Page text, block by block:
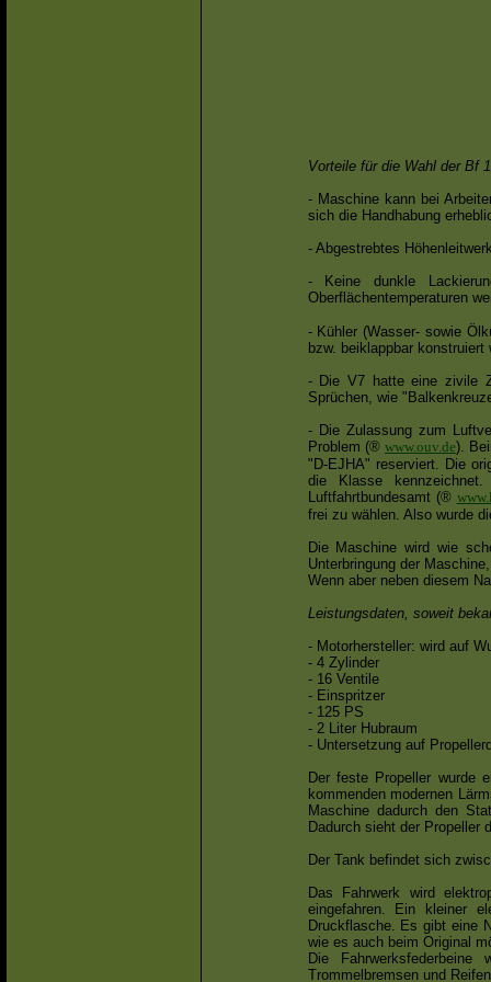
Vorteile für die Wahl der Bf
- Maschine kann bei
sich die Handhabung
- Abgestrebtes
- Keine dunkle
Oberflächentemperaturen
- Kühler (Wasser- sowie
bzw. beiklappbar
- Die V7 hatte eine zivile
Sprüchen, wie
- Die Zulassung zum
Problem (®www.ouv.de).
"D-EJHA" reserviert. Die
die Klasse
Luftfahrtbundesamt (®
frei zu wählen. Also wurde
Die Maschine wird wie
Unterbringung der
Wenn aber neben diesem
Leistungsdaten, soweit
- Motorhersteller: wird auf
- 4 Zylinder
- 16 Ventile
- Einspritzer
- 125 PS
- 2 Liter Hubraum
- Untersetzung auf
Der feste Propeller wurde
kommenden modernen
Maschine dadurch den
Dadurch sieht der Propeller
Der Tank befindet sich
Das Fahrwerk wird
eingefahren. Ein kleiner
Druckflasche. Es gibt eine
wie es auch beim Original
Die
Trommelbremsen und